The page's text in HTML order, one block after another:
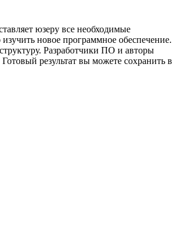
юзеру все необходимые
новое программное обеспечение.
Разработчики ПО и авторы
результат вы можете сохранить в